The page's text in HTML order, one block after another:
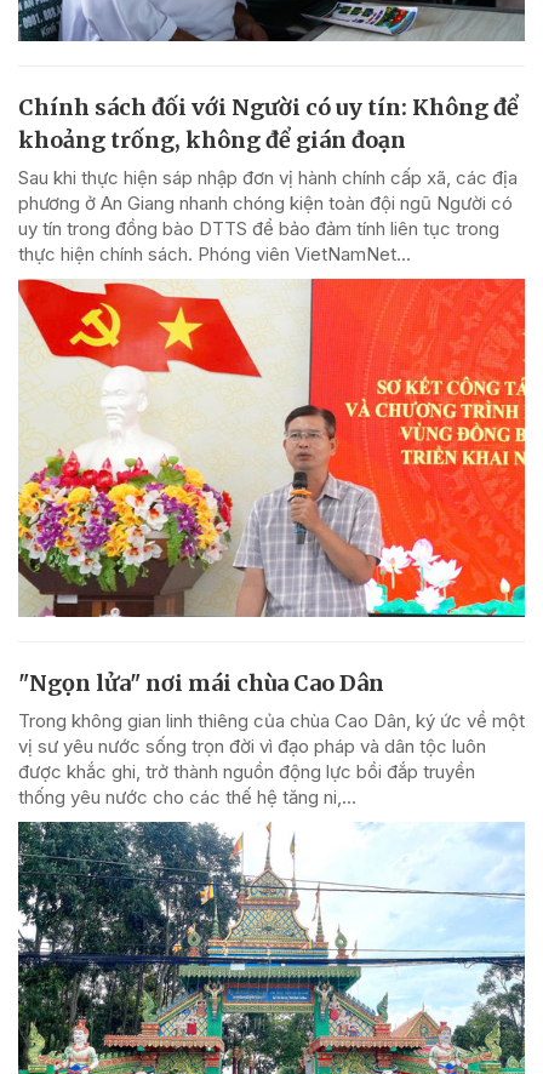
Chính sách đối với Người có uy tín: Không để
khoảng trống, không để gián đoạn
Sau khi thực hiện sáp nhập đơn vị hành chính cấp xã, các địa
phương ở An Giang nhanh chóng kiện toàn đội ngũ Người có
uy tín trong đồng bào DTTS để bảo đảm tính liên tục trong
thực hiện chính sách. Phóng viên VietNamNet...
"Ngọn lửa" nơi mái chùa Cao Dân
Trong không gian linh thiêng của chùa Cao Dân, ký ức về một
vị sư yêu nước sống trọn đời vì đạo pháp và dân tộc luôn
được khắc ghi, trở thành nguồn động lực bồi đắp truyền
thống yêu nước cho các thế hệ tăng ni,...